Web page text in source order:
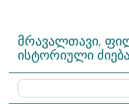
Content
Sidebar
მრავალთავი,
ისტორიული